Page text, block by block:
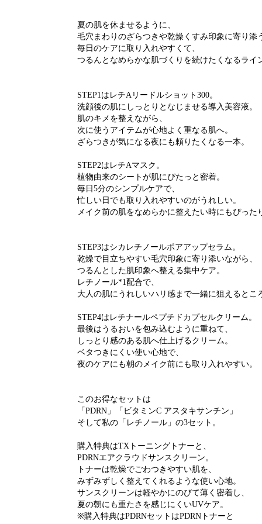
夏の肌を休ませるように、
毛穴まわりのざらつきや乾燥くすみ印象に寄り添
毎日のケアに取り入れやすくて、
つるんとなめらかな肌づくりを続けたくなるライ
STEP1はレチAリードルショット300。
洗顔後の肌にしっとりとなじませる導入美容液。
肌のキメを整えながら、
次に使うアイテムが心地よく重なる肌へ。
ざらつきが気になる夜にも頼りたくなる一本。
STEP2はレチAマスク。
植物由来のシートが肌にぴたっと密着。
毎日5分のシンプルケアで、
忙しい日でも取り入れやすいのがうれしい。
メイク前の肌をなめらかに整えたい時にもぴった
STEP3はシカレチノールポアアップセラム。
乾燥で目立ちやすい毛穴印象に寄り添いながら、
つるんとした肌印象へ整える集中ケア。
レチノール*1配合で、
大人の肌にうれしいハリ感まで一緒に狙えるとこ
STEP4はレチナールペプチドカプセルクリーム。
最後はうるおいを包み込むように重ねて、
しっとり感のある肌へ仕上げるクリーム。
ベタつきにくい使い心地で、
夜のケアにも朝のメイク前にも取り入れやすい。
このお得なセットは
「PDRN」「ビタミンC アスタキサンチン」
そして私の「レチノール」の3セット。
購入特典はTXトーニングトナーと、
PDRNエアクラウドサンスクリーン。
トナーは乾燥でごわつきやすい肌を、
みずみずしく整えてくれるような使い心地。
サンスクリーンは軽やかにのびて薄く密着し、
夏の朝にも重たさを感じにくいUVケア。
※購入特典はPDRNセットはPDRNトナーと